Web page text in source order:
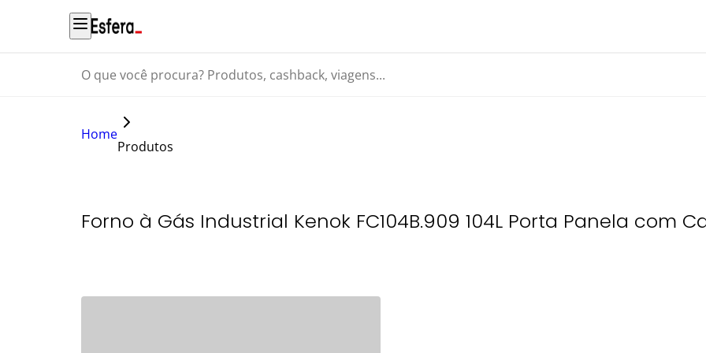
O que você procura? Produtos, cashback, viagens...
Home
Produtos
Forno à Gás Industrial Kenok FC104B.909 104L Porta Panela com